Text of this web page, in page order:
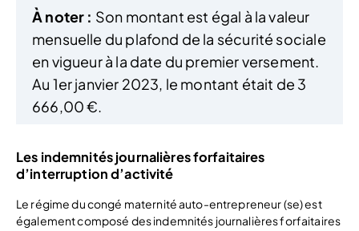
À noter : Son montant est égal à la valeur
mensuelle du plafond de la sécurité sociale
en vigueur à la date du premier versement.
Au 1er janvier 2023, le montant était de 3
666,00 €.
Les indemnités journalières forfaitaires
d’interruption d’activité
Le régime du congé maternité auto-entrepreneur (se) est
également composé des indemnités journalières forfaitaires